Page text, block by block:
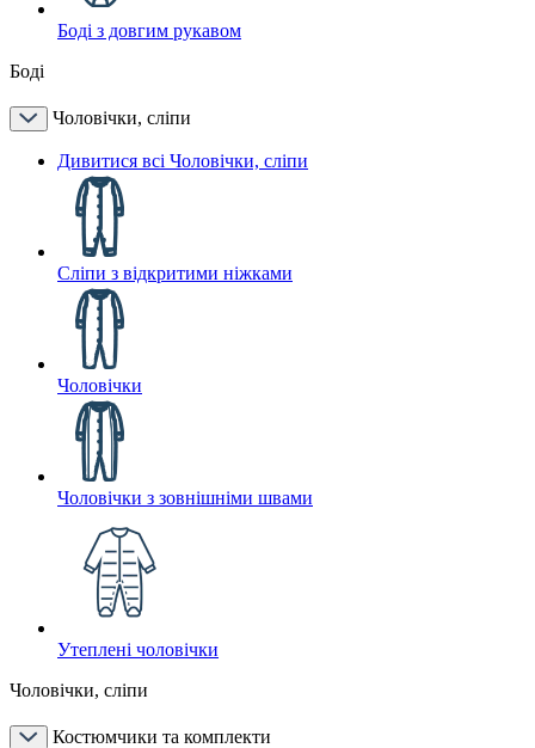
Боді з довгим рукавом
Боді
Чоловічки, сліпи
Дивитися всі Чоловічки, сліпи
Сліпи з відкритими ніжками
Чоловічки
Чоловічки з зовнішніми швами
Утеплені чоловічки
Чоловічки, сліпи
Костюмчики та комплекти